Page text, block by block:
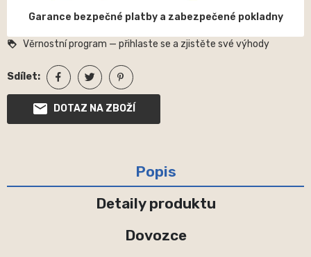
Garance bezpečné platby a zabezpečené pokladny
loyalty Věrnostní program — přihlaste se a zjistěte své výhody
Sdílet:
DOTAZ NA ZBOŽÍ
Popis
Detaily produktu
Dovozce